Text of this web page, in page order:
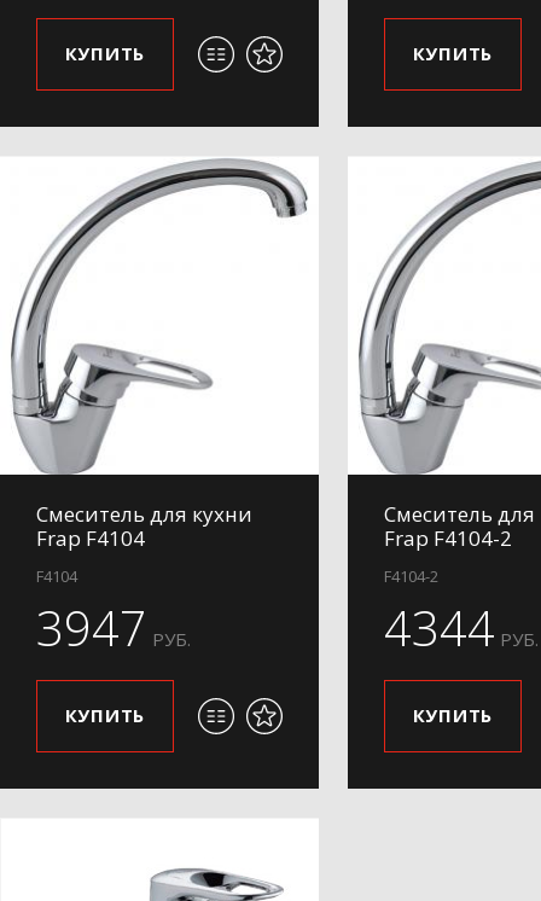
КУПИТЬ КУПИТЬ
Смеситель для кухни
Frap F4104
F4104
3947 РУБ.
КУПИТЬ
Смеситель для
Frap F4104-2
F4104-2
4344 РУБ.
КУПИТЬ